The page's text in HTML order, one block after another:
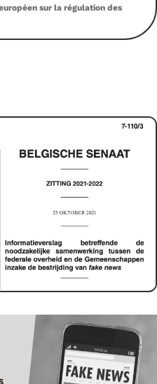
sur la régulation des